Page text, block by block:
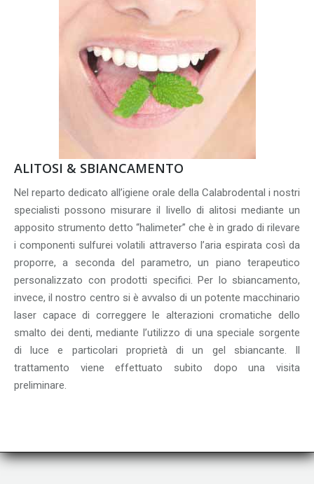
ALITOSI & SBIANCAMENTO
Nel reparto dedicato all’igiene orale della Calabrodental i nostri
specialisti possono misurare il livello di alitosi mediante un
apposito strumento detto “halimeter” che è in grado di rilevare
i componenti sulfurei volatili attraverso l’aria espirata così da
proporre, a seconda del parametro, un piano terapeutico
personalizzato con prodotti specifici. Per lo sbiancamento,
invece, il nostro centro si è avvalso di un potente macchinario
laser capace di correggere le alterazioni cromatiche dello
smalto dei denti, mediante l’utilizzo di una speciale sorgente
di luce e particolari proprietà di un gel sbiancante. Il
trattamento viene effettuato subito dopo una visita
preliminare.